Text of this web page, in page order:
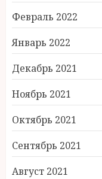
Февраль 2022
Январь 2022
Декабрь 2021
Ноябрь 2021
Октябрь 2021
Сентябрь 2021
Август 2021